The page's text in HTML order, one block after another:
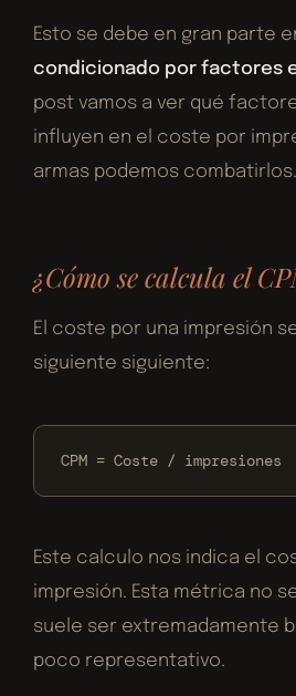
Esto se debe en gran parte
condicionado por factores
post vamos a ver qué
influyen en el coste por
armas podemos combatirlos.
¿Cómo se calcula el
El coste por una impresión
siguiente siguiente:
CPM = Coste / impresiones
Este calculo nos indica el
impresión. Esta métrica no
suele ser extremadamente
poco representativo.